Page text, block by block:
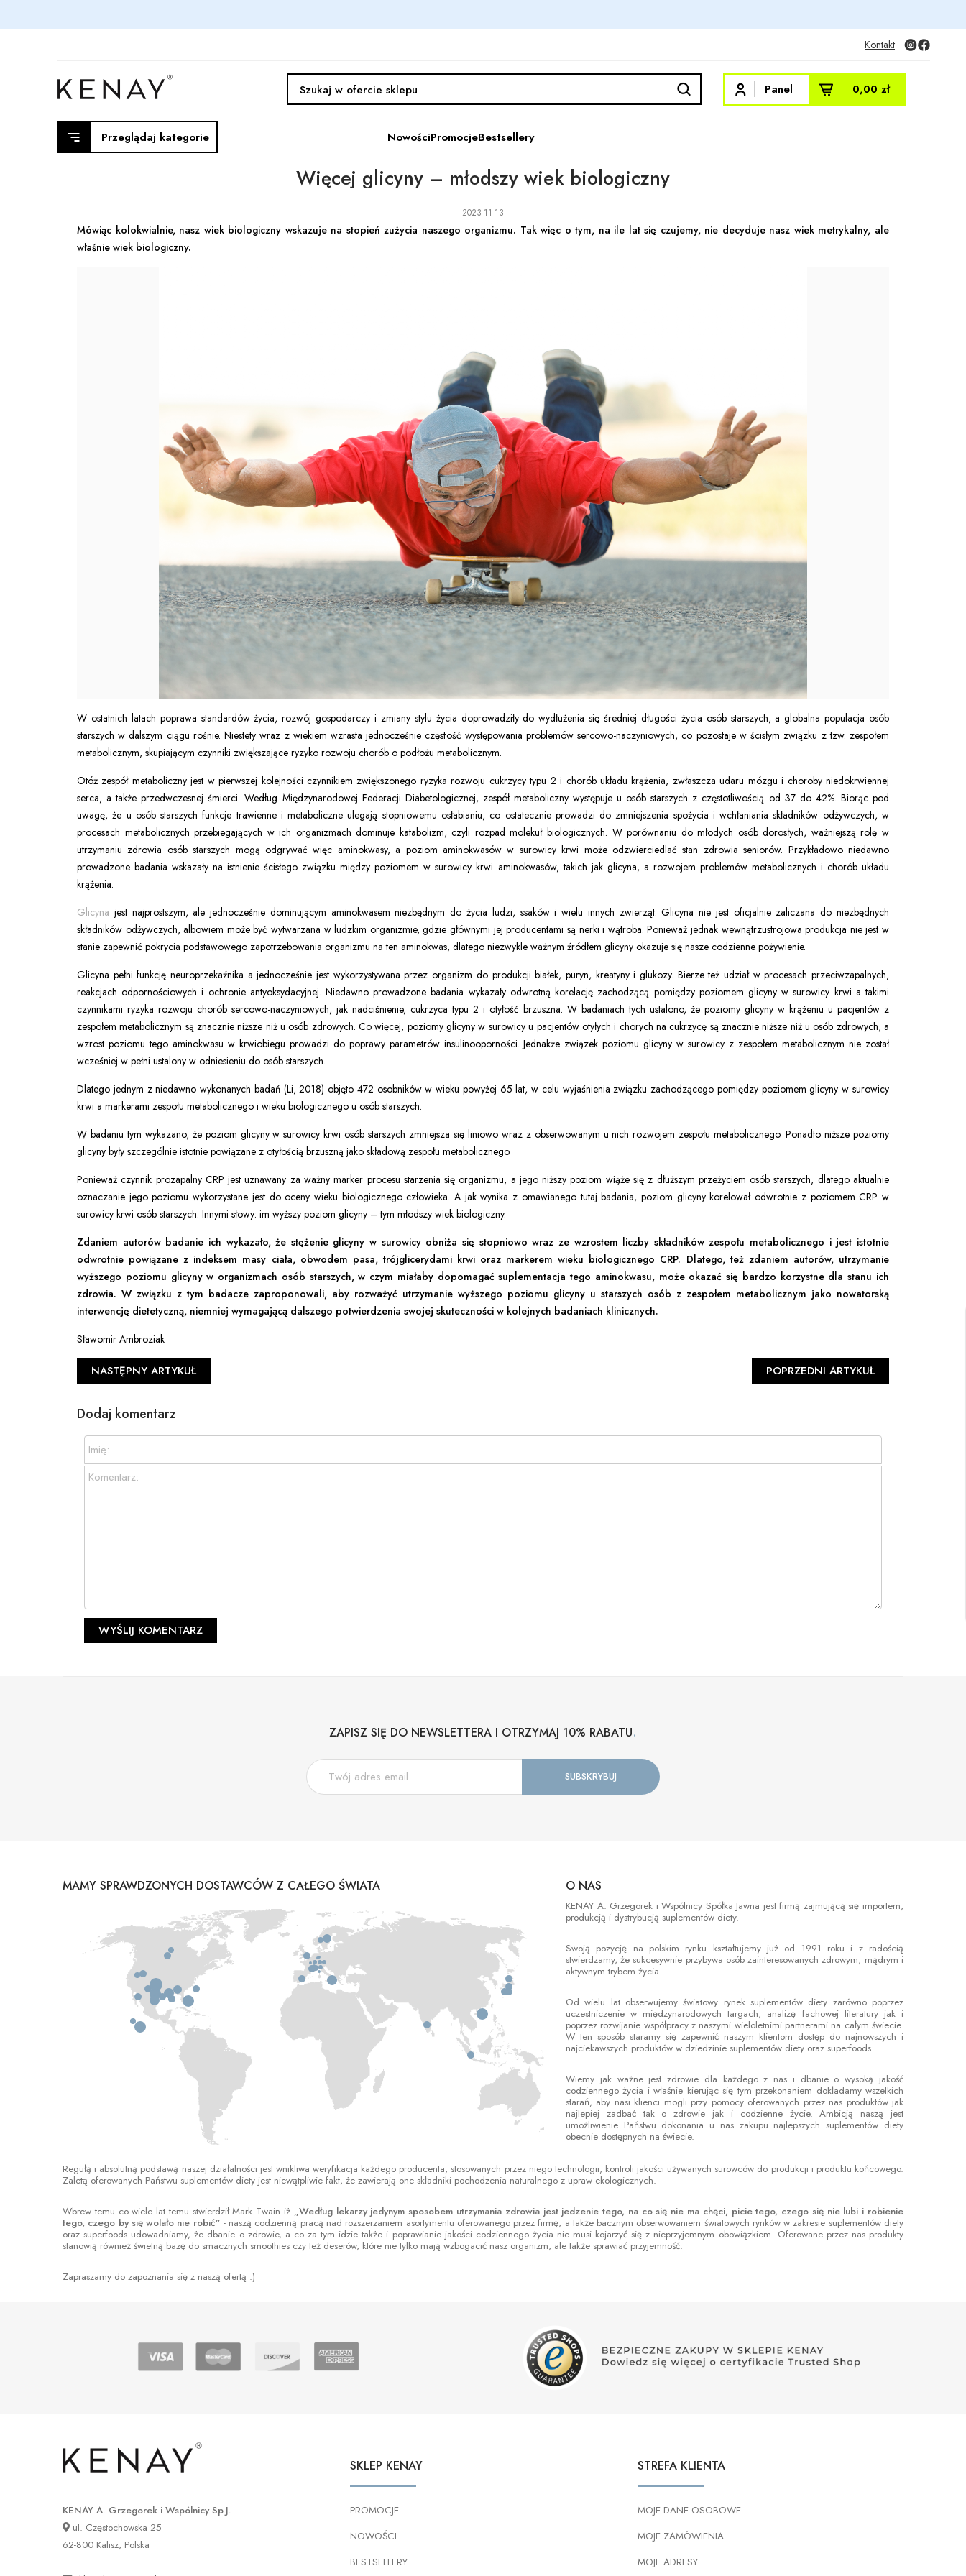
Kontakt
Panel 0,00 zł
Przeglądaj kategorie NowościPromocjeBestsellery
Więcej glicyny – młodszy wiek biologiczny
2023-11-13
Mówiąc kolokwialnie, nasz wiek biologiczny wskazuje na stopień zużycia naszego organizmu. Tak więc o tym, na ile lat się czujemy, nie decyduje nasz wiek metrykalny, ale
właśnie wiek biologiczny.
W ostatnich latach poprawa standardów życia, rozwój gospodarczy i zmiany stylu życia doprowadziły do wydłużenia się średniej długości życia osób starszych, a globalna populacja osób
starszych w dalszym ciągu rośnie. Niestety wraz z wiekiem wzrasta jednocześnie częstość występowania problemów sercowo-naczyniowych, co pozostaje w ścisłym związku z tzw. zespołem
metabolicznym, skupiającym czynniki zwiększające ryzyko rozwoju chorób o podłożu metabolicznym.
Otóż zespół metaboliczny jest w pierwszej kolejności czynnikiem zwiększonego ryzyka rozwoju cukrzycy typu 2 i chorób układu krążenia, zwłaszcza udaru mózgu i choroby niedokrwiennej
serca, a także przedwczesnej śmierci. Według Międzynarodowej Federacji Diabetologicznej, zespół metaboliczny występuje u osób starszych z częstotliwością od 37 do 42%. Biorąc pod
uwagę, że u osób starszych funkcje trawienne i metaboliczne ulegają stopniowemu osłabianiu, co ostatecznie prowadzi do zmniejszenia spożycia i wchłaniania składników odżywczych, w
procesach metabolicznych przebiegających w ich organizmach dominuje katabolizm, czyli rozpad molekuł biologicznych. W porównaniu do młodych osób dorosłych, ważniejszą rolę w
utrzymaniu zdrowia osób starszych mogą odgrywać więc aminokwasy, a poziom aminokwasów w surowicy krwi może odzwierciedlać stan zdrowia seniorów. Przykładowo niedawno
prowadzone badania wskazały na istnienie ścisłego związku między poziomem w surowicy krwi aminokwasów, takich jak glicyna, a rozwojem problemów metabolicznych i chorób układu
krążenia.
Glicyna jest najprostszym, ale jednocześnie dominującym aminokwasem niezbędnym do życia ludzi, ssaków i wielu innych zwierząt. Glicyna nie jest oficjalnie zaliczana do niezbędnych
składników odżywczych, albowiem może być wytwarzana w ludzkim organizmie, gdzie głównymi jej producentami są nerki i wątroba. Ponieważ jednak wewnątrzustrojowa produkcja nie jest w
stanie zapewnić pokrycia podstawowego zapotrzebowania organizmu na ten aminokwas, dlatego niezwykle ważnym źródłem glicyny okazuje się nasze codzienne pożywienie.
Glicyna pełni funkcję neuroprzekaźnika a jednocześnie jest wykorzystywana przez organizm do produkcji białek, puryn, kreatyny i glukozy. Bierze też udział w procesach przeciwzapalnych,
reakcjach odpornościowych i ochronie antyoksydacyjnej. Niedawno prowadzone badania wykazały odwrotną korelację zachodzącą pomiędzy poziomem glicyny w surowicy krwi a takimi
czynnikami ryzyka rozwoju chorób sercowo-naczyniowych, jak nadciśnienie, cukrzyca typu 2 i otyłość brzuszna. W badaniach tych ustalono, że poziomy glicyny w krążeniu u pacjentów z
zespołem metabolicznym są znacznie niższe niż u osób zdrowych. Co więcej, poziomy glicyny w surowicy u pacjentów otyłych i chorych na cukrzycę są znacznie niższe niż u osób zdrowych, a
wzrost poziomu tego aminokwasu w krwiobiegu prowadzi do poprawy parametrów insulinooporności. Jednakże związek poziomu glicyny w surowicy z zespołem metabolicznym nie został
wcześniej w pełni ustalony w odniesieniu do osób starszych.
Dlatego jednym z niedawno wykonanych badań (Li, 2018) objęto 472 osobników w wieku powyżej 65 lat, w celu wyjaśnienia związku zachodzącego pomiędzy poziomem glicyny w surowicy
krwi a markerami zespołu metabolicznego i wieku biologicznego u osób starszych.
W badaniu tym wykazano, że poziom glicyny w surowicy krwi osób starszych zmniejsza się liniowo wraz z obserwowanym u nich rozwojem zespołu metabolicznego. Ponadto niższe poziomy
glicyny były szczególnie istotnie powiązane z otyłością brzuszną jako składową zespołu metabolicznego.
Ponieważ czynnik prozapalny CRP jest uznawany za ważny marker procesu starzenia się organizmu, a jego niższy poziom wiąże się z dłuższym przeżyciem osób starszych, dlatego aktualnie
oznaczanie jego poziomu wykorzystane jest do oceny wieku biologicznego człowieka. A jak wynika z omawianego tutaj badania, poziom glicyny korelował odwrotnie z poziomem CRP w
surowicy krwi osób starszych. Innymi słowy: im wyższy poziom glicyny – tym młodszy wiek biologiczny.
Zdaniem autorów badanie ich wykazało, że stężenie glicyny w surowicy obniża się stopniowo wraz ze wzrostem liczby składników zespołu metabolicznego i jest istotnie
odwrotnie powiązane z indeksem masy ciała, obwodem pasa, trójglicerydami krwi oraz markerem wieku biologicznego CRP. Dlatego, też zdaniem autorów, utrzymanie
wyższego poziomu glicyny w organizmach osób starszych, w czym miałaby dopomagać suplementacja tego aminokwasu, może okazać się bardzo korzystne dla stanu ich
zdrowia. W związku z tym badacze zaproponowali, aby rozważyć utrzymanie wyższego poziomu glicyny u starszych osób z zespołem metabolicznym jako nowatorską
interwencję dietetyczną, niemniej wymagającą dalszego potwierdzenia swojej skuteczności w kolejnych badaniach klinicznych.
Sławomir Ambroziak
NASTĘPNY ARTYKUŁ POPRZEDNI ARTYKUŁ
Dodaj komentarz
ZAPISZ SIĘ DO NEWSLETTERA I OTRZYMAJ 10% RABATU.
MAMY SPRAWDZONYCH DOSTAWCÓW Z CAŁEGO ŚWIATA O NAS
KENAY A. Grzegorek i Wspólnicy Spółka Jawna jest firmą zajmującą się importem,
produkcją i dystrybucją suplementów diety.
Swoją pozycję na polskim rynku kształtujemy już od 1991 roku i z radością
stwierdzamy, że sukcesywnie przybywa osób zainteresowanych zdrowym, mądrym i
aktywnym trybem życia.
Od wielu lat obserwujemy światowy rynek suplementów diety zarówno poprzez
uczestniczenie w międzynarodowych targach, analizę fachowej literatury jak i
poprzez rozwijanie współpracy z naszymi wieloletnimi partnerami na całym świecie.
W ten sposób staramy się zapewnić naszym klientom dostęp do najnowszych i
najciekawszych produktów w dziedzinie suplementów diety oraz superfoods.
Wiemy jak ważne jest zdrowie dla każdego z nas i dbanie o wysoką jakość
codziennego życia i właśnie kierując się tym przekonaniem dokładamy wszelkich
starań, aby nasi klienci mogli przy pomocy oferowanych przez nas produktów jak
najlepiej zadbać tak o zdrowie jak i codzienne życie. Ambicją naszą jest
umożliwienie Państwu dokonania u nas zakupu najlepszych suplementów diety
obecnie dostępnych na świecie.
Regułą i absolutną podstawą naszej działalności jest wnikliwa weryfikacja każdego producenta, stosowanych przez niego technologii, kontroli jakości używanych surowców do produkcji i produktu końcowego.
Zaletą oferowanych Państwu suplementów diety jest niewątpliwie fakt, że zawierają one składniki pochodzenia naturalnego z upraw ekologicznych.
Wbrew temu co wiele lat temu stwierdził Mark Twain iż „Według lekarzy jedynym sposobem utrzymania zdrowia jest jedzenie tego, na co się nie ma chęci, picie tego, czego się nie lubi i robienie
tego, czego by się wolało nie robić” - naszą codzienną pracą nad rozszerzaniem asortymentu oferowanego przez firmę, a także bacznym obserwowaniem światowych rynków w zakresie suplementów diety
oraz superfoods udowadniamy, że dbanie o zdrowie, a co za tym idzie także i poprawianie jakości codziennego życia nie musi kojarzyć się z nieprzyjemnym obowiązkiem. Oferowane przez nas produkty
stanowią również świetną bazę do smacznych smoothies czy też deserów, które nie tylko mają wzbogacić nasz organizm, ale także sprawiać przyjemność.
Zapraszamy do zapoznania się z naszą ofertą :)
KENAY A. Grzegorek i Wspólnicy Sp.J.
ul. Częstochowska 25
62-800 Kalisz, Polska
SKLEP KENAY
PROMOCJE
NOWOŚCI
BESTSELLERY
STREFA KLIENTA
MOJE DANE OSOBOWE
MOJE ZAMÓWIENIA
MOJE ADRESY